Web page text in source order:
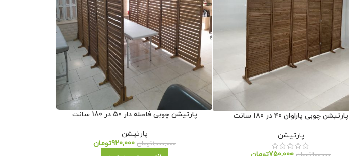
پارتیشن چوبی پاراوان 40 در 180 سانت
پارتیشن
پارتیشن چوبی فاصله دار 50 در 180 سانت
پارتیشن
1,000,000تومان 920,000تومان